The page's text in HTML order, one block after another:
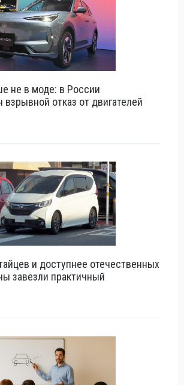
не в моде: в России
взрывной отказ от двигателей
и доступнее отечественных
завезли практичный